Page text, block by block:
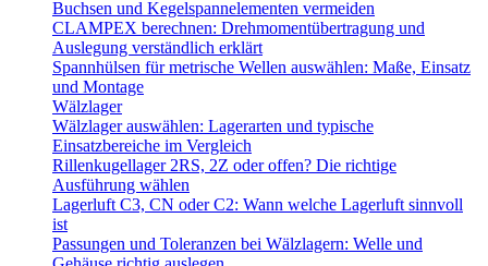
Buchsen und Kegelspannelementen vermeiden
CLAMPEX berechnen: Drehmomentübertragung und
Auslegung verständlich erklärt
Spannhülsen für metrische Wellen auswählen: Maße, Einsatz
und Montage
Wälzlager
Wälzlager auswählen: Lagerarten und typische
Einsatzbereiche im Vergleich
Rillenkugellager 2RS, 2Z oder offen? Die richtige
Ausführung wählen
Lagerluft C3, CN oder C2: Wann welche Lagerluft sinnvoll
ist
Passungen und Toleranzen bei Wälzlagern: Welle und